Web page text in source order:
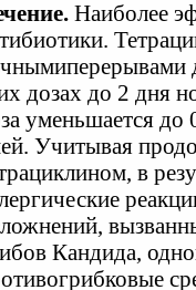
Наиболее
дозах до 2 дня
уменьшается до
Учитывая
в
Кандида,